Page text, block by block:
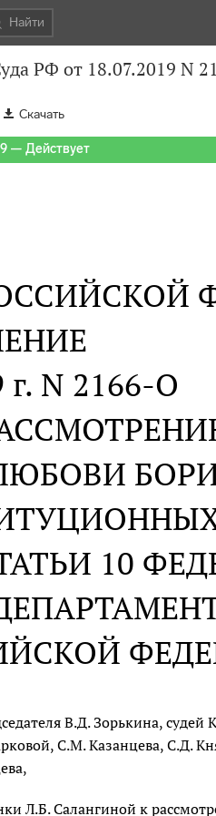
Найти
РФ от 18.07.2019 N
Скачать
— Действует
г. N 2166-О
10
В.Д. Зорькина, судей
С.М. Казанцева, С.Д.
Л.Б. Салангиной к